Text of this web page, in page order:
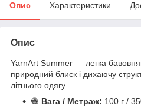
Опис Характеристики
Опис
YarnArt Summer — легка
природний блиск і дихаючу
літнього одягу.
🧶 Вага / Метраж: 100 г /